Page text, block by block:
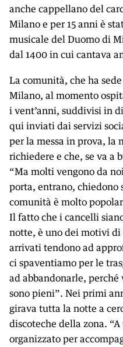
anche cappellano del
Milano e per 15 anni è
musicale del Duomo di
dal 1400 in cui cantava
La comunità, che ha
Milano, al momento
i vent’anni, suddivisi in
qui inviati dai servizi
per la messa in prova, la
richiedere e che, se va a
“Ma molti vengono da
porta, entrano, chiedono
comunità è molto
Il fatto che i cancelli
notte, è uno dei motivi di
arrivati tendono ad
ci spaventiamo per le
ad abbandonarle,
sono pieni”. Nei primi
girava tutta la notte a
discoteche della zona.
organizzato per